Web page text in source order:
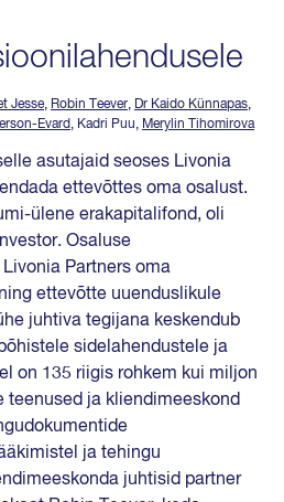
Jesse, Robin Teever, Dr Kaido Künnapas,
Evard, Kadri Puu, Merylin Tihomirova
asutajaid seoses Livonia
ettevõttes oma osalust.
ülene erakapitalifond, oli
Osaluse
Partners oma
ettevõtte uuenduslikule
juhtiva tegijana keskendub
sidelahendustele ja
on 135 riigis rohkem kui miljon
teenused ja kliendimeeskond
ja tehingu
juhtisid partner